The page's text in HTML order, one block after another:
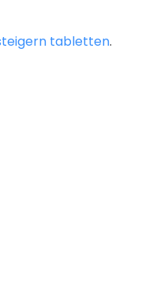
tabletten.